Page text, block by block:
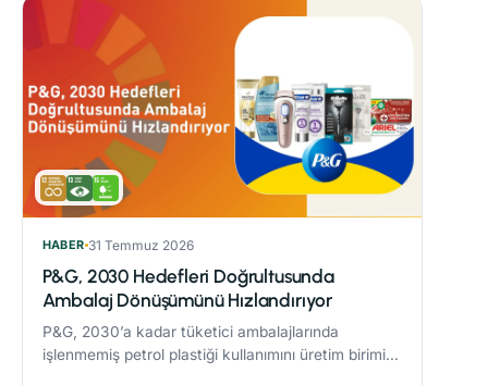
HABER 31 Temmuz 2026
P&G, 2030 Hedefleri Doğrultusunda
Ambalaj Dönüşümünü Hızlandırıyor
P&G, 2030’a kadar tüketici ambalajlarında
işlenmemiş petrol plastiği kullanımını üretim birimi